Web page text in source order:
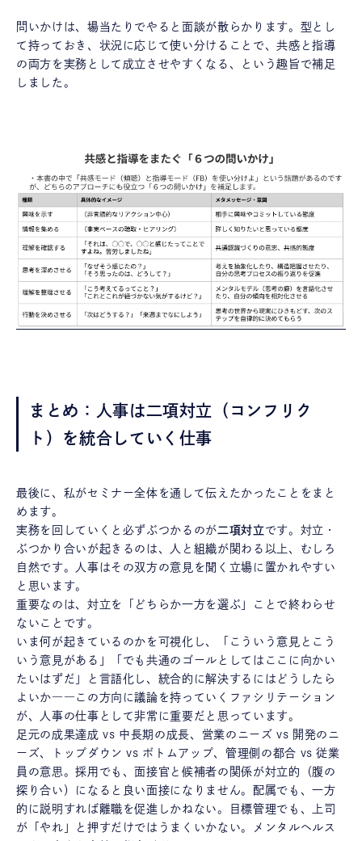
問いかけは、場当たりでやると面談が散らかります。型とし
て持っておき、状況に応じて使い分けることで、共感と指導
の両方を実務として成立させやすくなる、という趣旨で補足
しました。
まとめ：人事は二項対立（コンフリク
ト）を統合していく仕事
最後に、私がセミナー全体を通して伝えたかったことをまと
めます。
実務を回していくと必ずぶつかるのが二項対立です。対立・
ぶつかり合いが起きるのは、人と組織が関わる以上、むしろ
自然です。人事はその双方の意見を聞く立場に置かれやすい
と思います。
重要なのは、対立を「どちらか一方を選ぶ」ことで終わらせ
ないことです。
いま何が起きているのかを可視化し、「こういう意見とこう
いう意見がある」「でも共通のゴールとしてはここに向かい
たいはずだ」と言語化し、統合的に解決するにはどうしたら
よいか――この方向に議論を持っていくファシリテーション
が、人事の仕事として非常に重要だと思っています。
足元の成果達成 vs 中長期の成長、営業のニーズ vs 開発のニ
ーズ、トップダウン vs ボトムアップ、管理側の都合 vs 従業
員の意思。採用でも、面接官と候補者の関係が対立的（腹の
探り合い）になると良い面接になりません。配属でも、一方
的に説明すれば離職を促進しかねない。目標管理でも、上司
が「やれ」と押すだけではうまくいかない。メンタルヘルス